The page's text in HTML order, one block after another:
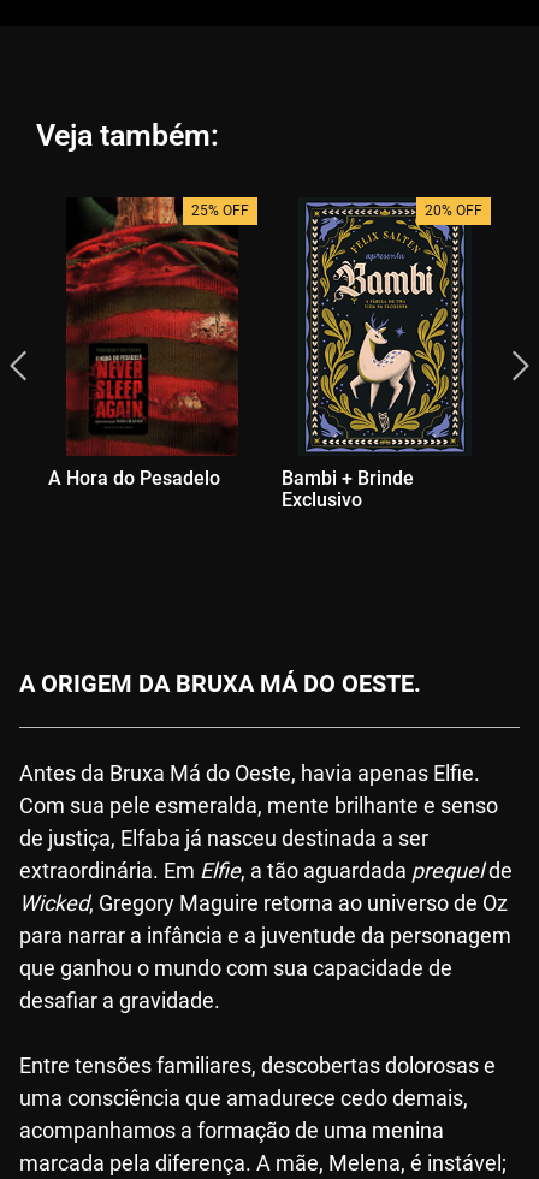
Veja também:
25% OFF
A Hora do Pesadelo
20% OFF
Bambi + Brinde
Exclusivo
A ORIGEM DA BRUXA MÁ DO OESTE.
Antes da Bruxa Má do Oeste, havia apenas Elfie.
Com sua pele esmeralda, mente brilhante e senso
de justiça, Elfaba já nasceu destinada a ser
extraordinária. Em Elfie, a tão aguardada prequelde
Wicked, Gregory Maguire retorna ao universo de Oz
para narrar a infância e a juventude da personagem
que ganhou o mundo com sua capacidade de
desafiar a gravidade.
Entre tensões familiares, descobertas dolorosas e
uma consciência que amadurece cedo demais,
acompanhamos a formação de uma menina
marcada pela diferença. A mãe, Melena, é instável;